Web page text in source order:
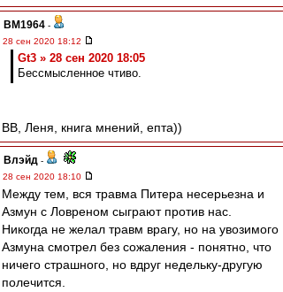
BM1964 -
28 сен 2020 18:12
Gt3 » 28 сен 2020 18:05
Бессмысленное чтиво.
ВВ, Леня, книга мнений, епта))
Влэйд -
28 сен 2020 18:10
Между тем, вся травма Питера несерьезна и
Азмун с Ловреном сыграют против нас.
Никогда не желал травм врагу, но на увозимого
Азмуна смотрел без сожаления - понятно, что
ничего страшного, но вдруг недельку-другую
полечится.